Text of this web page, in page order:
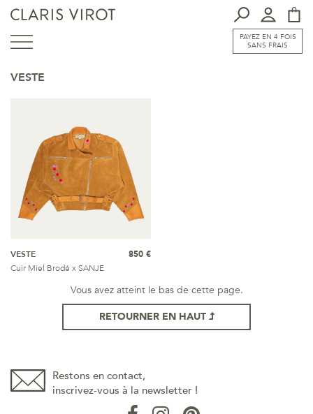
PAYEZ EN 4 FOIS
SANS FRAIS
VESTE
VESTE
Cuir Miel Brodé x SANJE
850 €
Vous avez atteint le bas de cette page.
RETOURNER EN HAUT
Restons en contact,
inscrivez-vous à la newsletter !